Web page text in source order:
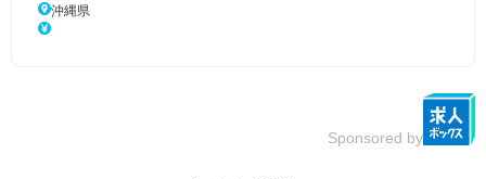
沖縄県
Sponsored by